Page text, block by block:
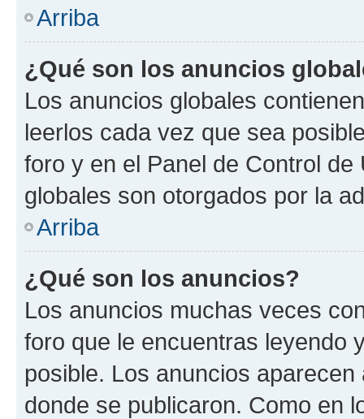
Arriba
¿Qué son los anuncios
Los anuncios globales
leerlos cada vez que sea
foro y en el Panel de Control
globales son otorgados por la
Arriba
¿Qué son los anuncios?
Los anuncios muchas veces
foro que le encuentras leyendo
posible. Los anuncios
donde se publicaron. Como en